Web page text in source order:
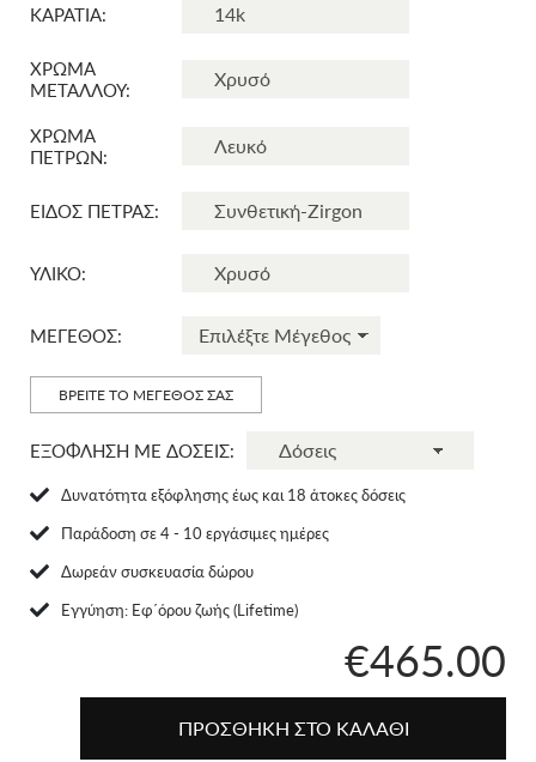
ΚΑΡΑΤΙΑ:
ΧΡΩΜΑ
ΜΕΤΑΛΛΟΥ:
ΧΡΩΜΑ
ΠΕΤΡΩΝ:
ΕΙΔΟΣ ΠΕΤΡΑΣ:
ΥΛΙΚΟ:
ΜΕΓΕΘΟΣ:
ΒΡΕΙΤΕ ΤΟ ΜΕΓΕΘΟΣ ΣΑΣ
ΕΞΟΦΛΗΣΗ ΜΕ ΔΟΣΕΙΣ:
Δυνατότητα εξόφλησης έως και 18 άτοκες δόσεις
Παράδοση σε 4 - 10 εργάσιμες ημέρες
Δωρεάν συσκευασία δώρου
Eγγύηση: Εφ΄όρου ζωής (Lifetime)
€465.00
ΠΡΟΣΘΗΚΗ ΣΤΟ ΚΑΛΑΘΙ